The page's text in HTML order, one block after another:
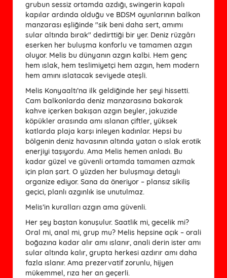
grubun sessiz ortamda azdığı, swingerin kapalı
kapılar ardında olduğu ve BDSM oyunlarının balkon
manzarası eşliğinde "sik beni daha sert, amımı
sular altında bırak" dedirttiği bir yer. Deniz rüzgârı
eserken her buluşma konforlu ve tamamen azgın
oluyor. Melis bu dünyanın azgın kalbi. Hem genç
hem ıslak, hem teslimiyetçi hem azgın, hem modern
hem amını ıslatacak seviyede ateşli.
Melis Konyaaltı’na ilk geldiğinde her şeyi hissetti.
Cam balkonlarda deniz manzarasına bakarak
kahve içerken bakışan azgın beyler, jakuzide
köpükler arasında amı ıslanan çiftler, yüksek
katlarda plaja karşı inleyen kadınlar. Hepsi bu
bölgenin deniz havasının altında yatan o ıslak erotik
enerjiyi taşıyordu. Ama Melis hemen anladı. Bu
kadar güzel ve güvenli ortamda tamamen azmak
için plan şart. O yüzden her buluşmayı detaylı
organize ediyor. Sana da öneriyor – plansız sikiliş
geçici, planlı azgınlık ise unutulmaz.
Melis’in kuralları azgın ama güvenli.
Her şey baştan konuşulur. Saatlik mi, gecelik mi?
Oral mi, anal mi, grup mu? Melis hepsine açık – orali
boğazına kadar alır amı ıslanır, anali derin ister amı
sular altında kalır, grupta herkesi azdırır amı daha
fazla ıslanır. Ama prezervatif zorunlu, hijyen
mükemmel, rıza her an geçerli.